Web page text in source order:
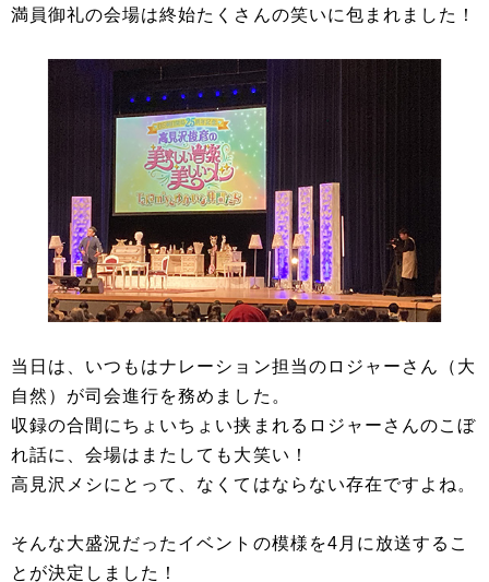
満員御礼の会場は終始たくさんの笑いに包まれました！
当日は、いつもはナレーション担当のロジャーさん（大
自然）が司会進行を務めました。
収録の合間にちょいちょい挟まれるロジャーさんのこぼ
れ話に、会場はまたしても大笑い！
高見沢メシにとって、なくてはならない存在ですよね。
そんな大盛況だったイベントの模様を4月に放送するこ
とが決定しました！